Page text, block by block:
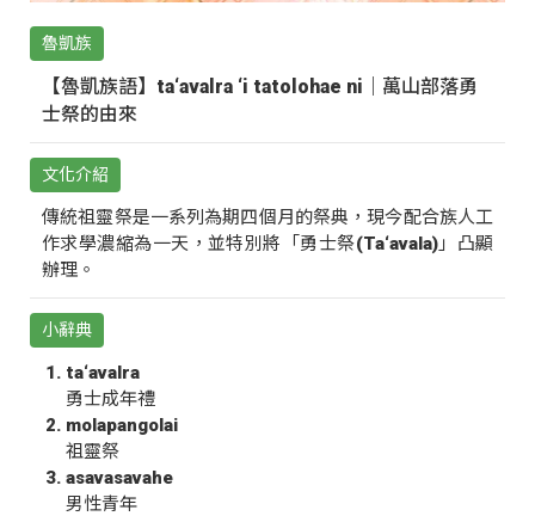
魯凱族
【魯凱族語】ta‘avalra ‘i tatolohae ni｜萬山部落勇
士祭的由來
文化介紹
傳統祖靈祭是一系列為期四個月的祭典，現今配合族人工
作求學濃縮為一天，並特別將「勇士祭(Ta‘avala)」凸顯
辦理。
小辭典
ta‘avalra
勇士成年禮
molapangolai
祖靈祭
asavasavahe
男性青年